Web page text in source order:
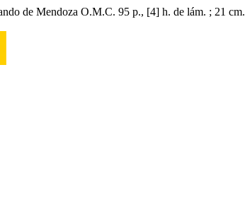
de Mendoza O.M.C. 95 p., [4] h. de lám. ; 21 cm.